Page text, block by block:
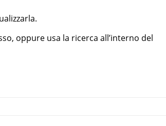
oppure usa la ricerca all’interno del